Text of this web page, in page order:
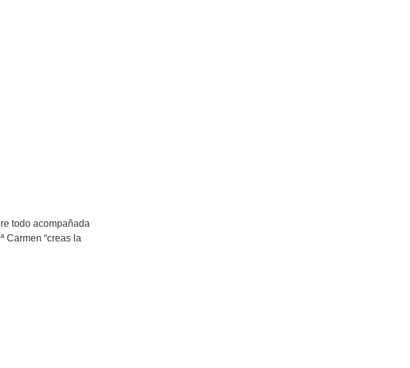
todo acompañada
Carmen “creas la